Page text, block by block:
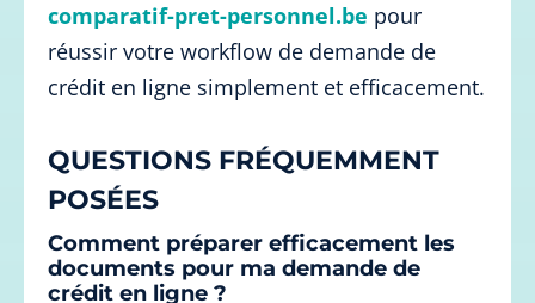
comparatif-pret-personnel.be pour
réussir votre workflow de demande de
crédit en ligne simplement et efficacement.
QUESTIONS FRÉQUEMMENT
POSÉES
Comment préparer efficacement les
documents pour ma demande de
crédit en ligne ?